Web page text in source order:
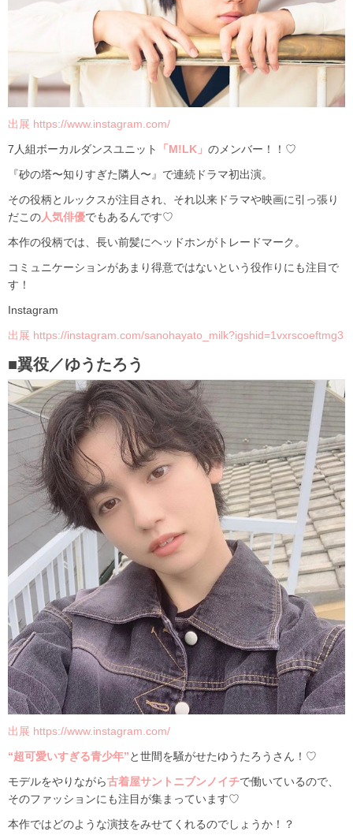
出展 https://www.instagram.com/
7人組ボーカルダンスユニット
「M!LK」 のメンバー！！♡
『砂の塔〜知りすぎた隣人〜』で連続ドラマ初出演。
その役柄とルックスが注目され、それ以来ドラマや映画に引っ張り
だこの人気俳優でもあるんです♡
本作の役柄では、長い前髪にヘッドホンがトレードマーク。
コミュニケーションがあまり得意ではないという役作りにも注目で
す！
Instagram
出展 https://instagram.com/sanohayato_milk?igshid=1vxrscoeftmg3
■翼役／ゆうたろう
出展 https://www.instagram.com/
“超可愛いすぎる青少年”と世間を騒がせたゆうたろうさん！♡
モデルをやりながら古着屋サントニブンノイチで働いているので、
そのファッションにも注目が集まっています♡
本作ではどのような演技をみせてくれるのでしょうか！？